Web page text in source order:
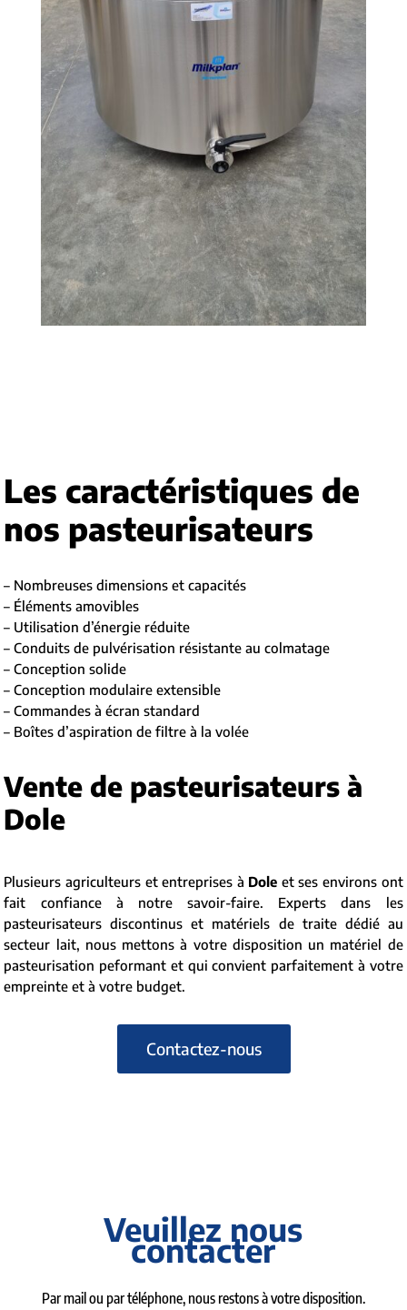
Les caractéristiques de
nos pasteurisateurs
– Nombreuses dimensions et capacités
– Éléments amovibles
– Utilisation d’énergie réduite
– Conduits de pulvérisation résistante au colmatage
– Conception solide
– Conception modulaire extensible
– Commandes à écran standard
– Boîtes d’aspiration de filtre à la volée
Vente de pasteurisateurs à
Dole
Plusieurs agriculteurs et entreprises à Dole et ses environs ont
fait confiance à notre savoir-faire. Experts dans les
pasteurisateurs discontinus et matériels de traite dédié au
secteur lait, nous mettons à votre disposition un matériel de
pasteurisation peformant et qui convient parfaitement à votre
empreinte et à votre budget.
Contactez-nous
Veuillez nous
contacter
Par mail ou par téléphone, nous restons à votre disposition.